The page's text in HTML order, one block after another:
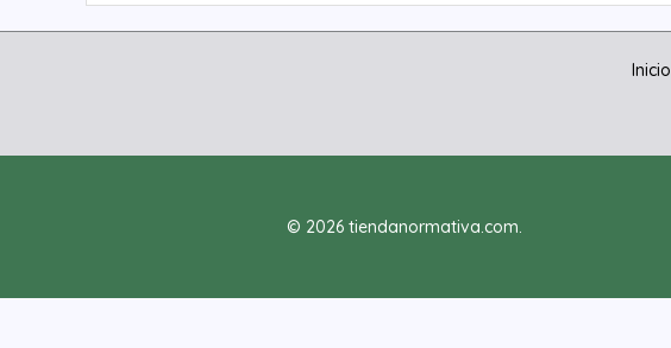
Inicio
© 2026 tiendanormativa.com.